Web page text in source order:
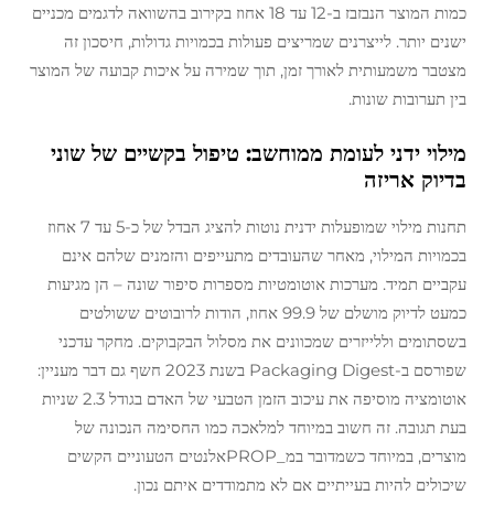
כמות המוצר הנבזבז ב-12 עד 18 אחוז בקירוב בהשוואה לדגמים מכניים
ישנים יותר. לייצרנים שמריצים פעולות בכמויות גדולות, חיסכון זה
מצטבר משמעותית לאורך זמן, תוך שמירה על איכות קבועה של המוצר
בין תערובות שונות.
מילוי ידני לעומת ממוחשב: טיפול בקשיים של שוני
בדיוק אריזה
תחנות מילוי שמופעלות ידנית נוטות להציג הבדל של כ-5 עד 7 אחוז
בכמויות המילוי, מאחר שהעובדים מתעייפים והזמנים שלהם אינם
עקביים תמיד. מערכות אוטומטיות מספרות סיפור שונה – הן מגיעות
כמעט לדיוק מושלם של 99.9 אחוז, הודות לרובוטים ששולטים
בשסתומים וללייזרים שמכוונים את מסלול הבקבוקים. מחקר עדכני
שפורסם ב-Packaging Digest בשנת 2023 חשף גם דבר מעניין:
אוטומציה מוסיפה את עיכוב הזמן הטבעי של האדם בגודל 2.3 שניות
בעת תגובה. זה חשוב במיוחד למלאכה כמו החסימה הנכונה של
מוצרים, במיוחד כשמדובר במ_PROPאלנטים הטעוניים הקשים
שיכולים להיות בעייתיים אם לא מתמודדים איתם נכון.